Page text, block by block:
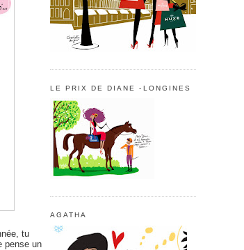
tu
pense un
LE PRIX DE DIANE -LONGINES
AGATHA